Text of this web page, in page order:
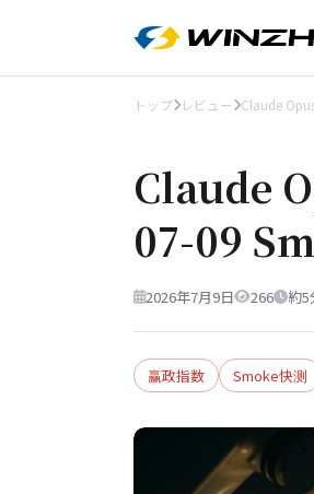
トップ レビュー Claude
Claude
07-09
2026年7月9日 266 約5
赢政指数 Smoke快测